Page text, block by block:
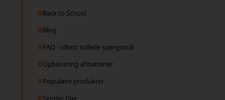
Back to School
Blog
FAQ - oftest stillede spørgsmål
Opbevaring af batterier
Populære produkter
Singles Day